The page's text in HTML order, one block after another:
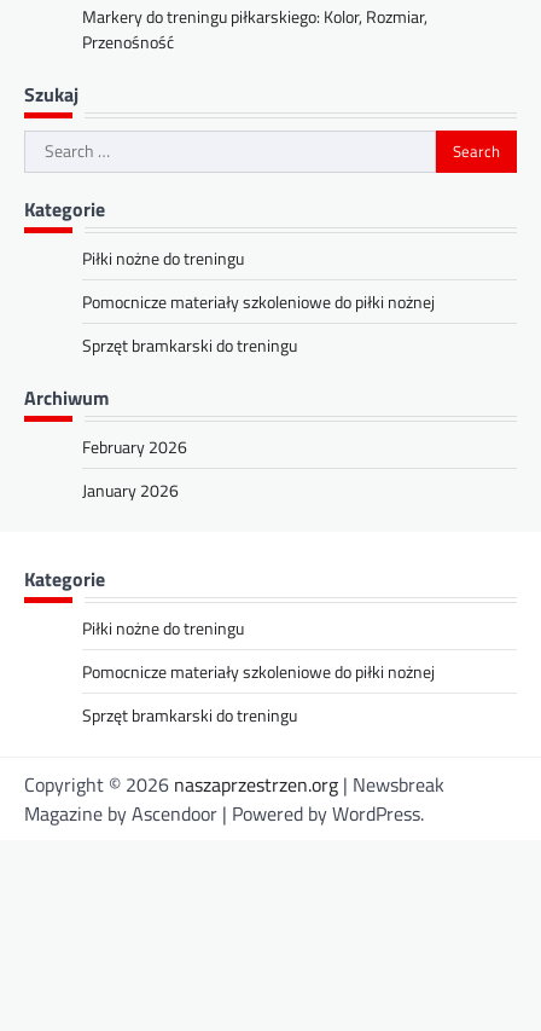
Markery do treningu piłkarskiego: Kolor, Rozmiar,
Przenośność
Szukaj
Search
for:
Kategorie
Piłki nożne do treningu
Pomocnicze materiały szkoleniowe do piłki nożnej
Sprzęt bramkarski do treningu
Archiwum
February 2026
January 2026
Kategorie
Piłki nożne do treningu
Pomocnicze materiały szkoleniowe do piłki nożnej
Sprzęt bramkarski do treningu
Copyright © 2026 naszaprzestrzen.org | Newsbreak
Magazine byAscendoor | Powered byWordPress.